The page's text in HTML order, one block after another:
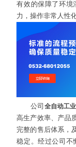
有效的保障了环境
力，操作非常人性化
公司 全自动工
高生产效率、产品
完整的售后体系，
稳定。经过公司不